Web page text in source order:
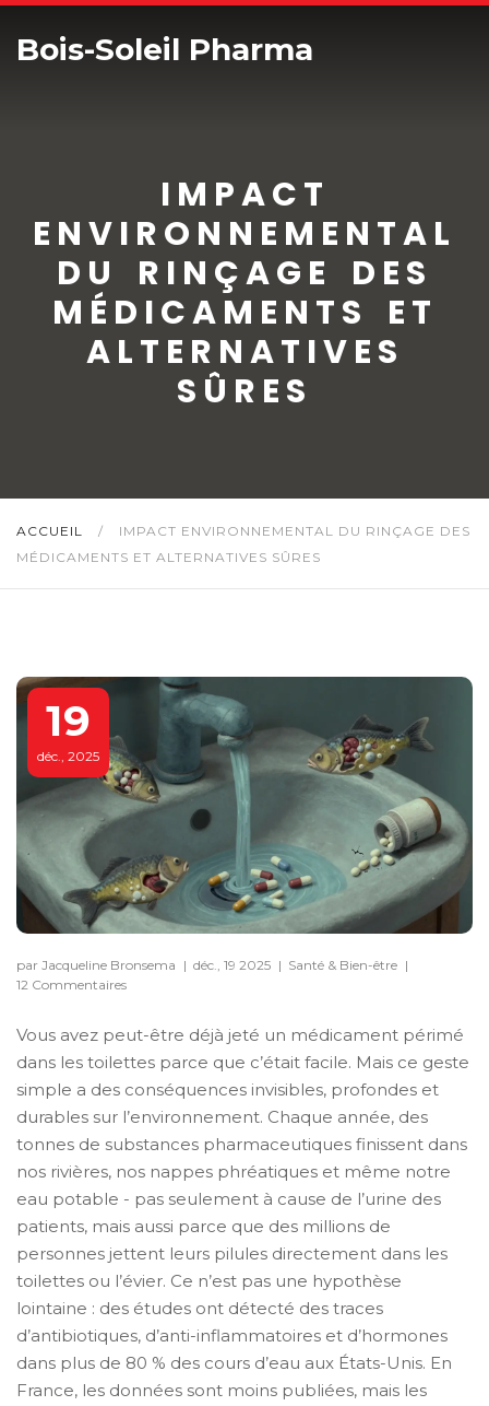
Bois-Soleil Pharma
IMPACT
ENVIRONNEMENTAL
DU RINÇAGE DES
MÉDICAMENTS ET
ALTERNATIVES
SÛRES
ACCUEIL /
IMPACT ENVIRONNEMENTAL DU RINÇAGE DES
MÉDICAMENTS ET ALTERNATIVES SÛRES
19
déc., 2025
par Jacqueline Bronsema | déc., 19 2025 | Santé & Bien-être |
12 Commentaires
Vous avez peut-être déjà jeté un médicament périmé
dans les toilettes parce que c’était facile. Mais ce geste
simple a des conséquences invisibles, profondes et
durables sur l’environnement. Chaque année, des
tonnes de substances pharmaceutiques finissent dans
nos rivières, nos nappes phréatiques et même notre
eau potable - pas seulement à cause de l’urine des
patients, mais aussi parce que des millions de
personnes jettent leurs pilules directement dans les
toilettes ou l’évier. Ce n’est pas une hypothèse
lointaine : des études ont détecté des traces
d’antibiotiques, d’anti-inflammatoires et d’hormones
dans plus de 80 % des cours d’eau aux États-Unis. En
France, les données sont moins publiées, mais les